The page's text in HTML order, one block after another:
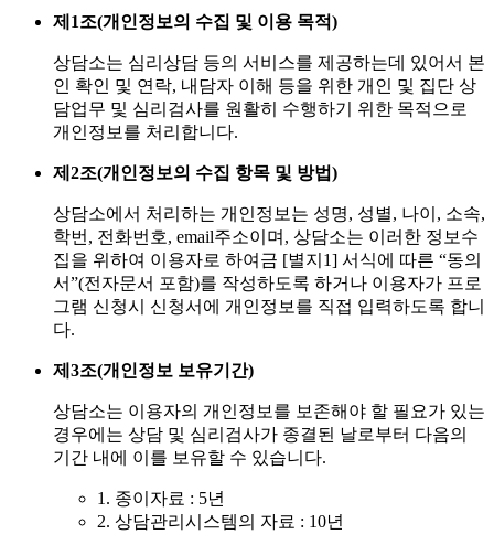
제1조(개인정보의 수집 및 이용 목적)
상담소는 심리상담 등의 서비스를 제공하는데 있어서 본
인 확인 및 연락, 내담자 이해 등을 위한 개인 및 집단 상
담업무 및 심리검사를 원활히 수행하기 위한 목적으로
개인정보를 처리합니다.
제2조(개인정보의 수집 항목 및 방법)
상담소에서 처리하는 개인정보는 성명, 성별, 나이, 소속,
학번, 전화번호, email주소이며, 상담소는 이러한 정보수
집을 위하여 이용자로 하여금 [별지1] 서식에 따른 “동의
서”(전자문서 포함)를 작성하도록 하거나 이용자가 프로
그램 신청시 신청서에 개인정보를 직접 입력하도록 합니
다.
제3조(개인정보 보유기간)
상담소는 이용자의 개인정보를 보존해야 할 필요가 있는
경우에는 상담 및 심리검사가 종결된 날로부터 다음의
기간 내에 이를 보유할 수 있습니다.
1. 종이자료 : 5년
2. 상담관리시스템의 자료 : 10년